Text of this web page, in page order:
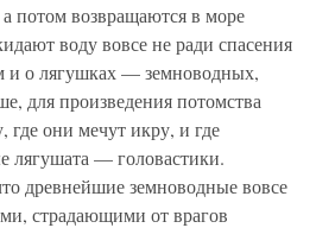
потом возвращаются в море
воду вовсе не ради спасения
и о лягушках — земноводных,
для произведения потомства
где они мечут икру, и где
лягушата — головастики.
древнейшие земноводные вовсе
страдающими от врагов